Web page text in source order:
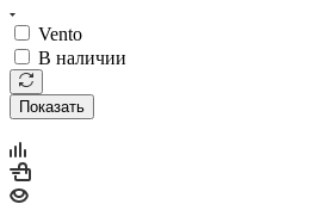
Vento
В наличии
Показать